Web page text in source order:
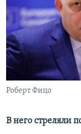
РАСПИСАНИЕ
ПОДПИШИТЕСЬ
СОЦИАЛЬНЫЕ СЕТИ
Все сайты РСЕ/
Роберт Фицо
В него стреляли